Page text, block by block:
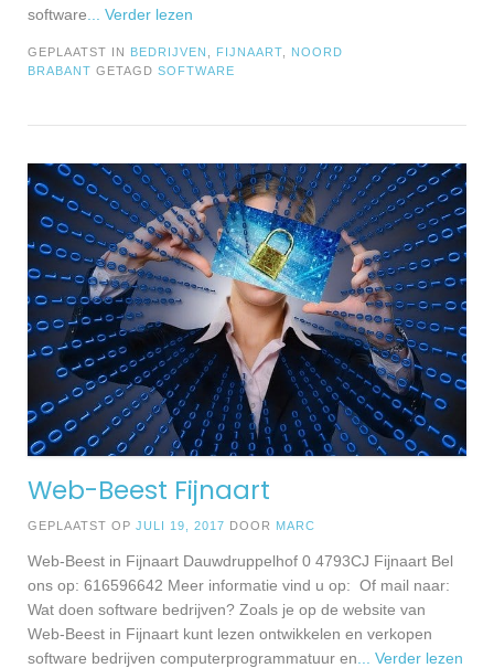
software ... Verder lezen
GEPLAATST IN BEDRIJVEN FIJNAART
NOORD
BRABANT GETAGD SOFTWARE
Web-Beest Fijnaart
GEPLAATST OP JULI 19, 2017 DOOR MARC
Web-Beest in Fijnaart Dauwdruppelhof 0 4793CJ Fijnaart Bel
ons op: 616596642 Meer informatie vind u op: Of mail naar:
Wat doen software bedrijven? Zoals je op de website van
Web-Beest in Fijnaart kunt lezen ontwikkelen en verkopen
software bedrijven computerprogrammatuur en ... Verder lezen